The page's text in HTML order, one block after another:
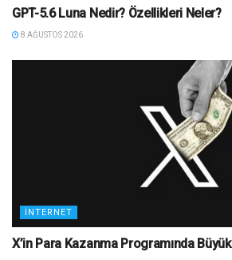
GPT-5.6 Luna Nedir? Özellikleri Neler?
8 AĞUSTOS 2026
İNTERNET
X’in Para Kazanma Programında